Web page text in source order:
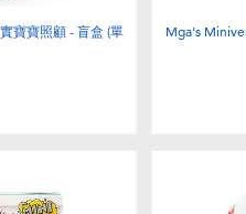
寶寶照顧 - 盲盒 (單
Mga's